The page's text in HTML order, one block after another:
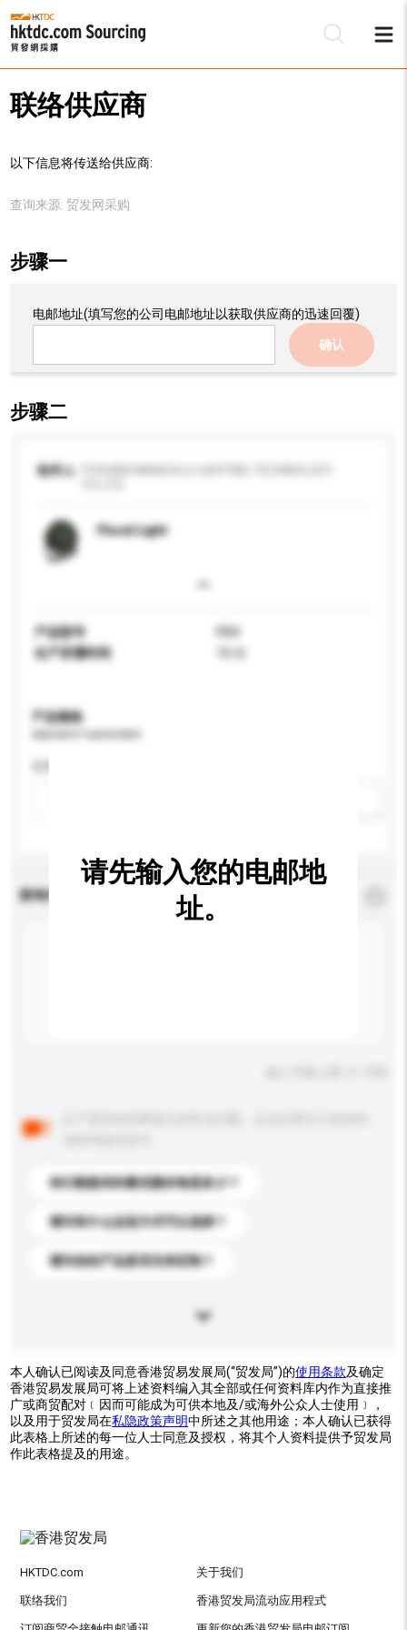
联络供应商
以下信息将传送给供应商:
查询来源: 贸发网采购
步骤一
电邮地址(填写您的公司电邮地址以获取供应商的迅速回覆)
确认
步骤二
收件人
Flood Light
产品型号
Fl04
生产所需时间
产品规格
查询内容
你们能提供的最优惠价格是多少？
请问有什么运送方式可以选择？
请问你的产品是否支持定制？
请先输入您的电邮地
址。
本人确认已阅读及同意香港贸易发展局(“贸发局”)的使用条款及确定
香港贸易发展局可将上述资料编入其全部或任何资料库内作为直接推
广或商贸配对﹝因而可能成为可供本地及/或海外公众人士使用﹞，
以及用于贸发局在私隐政策声明中所述之其他用途；本人确认已获得
此表格上所述的每一位人士同意及授权，将其个人资料提供予贸发局
作此表格提及的用途。
HKTDC.com 关于我们
联络我们 香港贸发局流动应用程式